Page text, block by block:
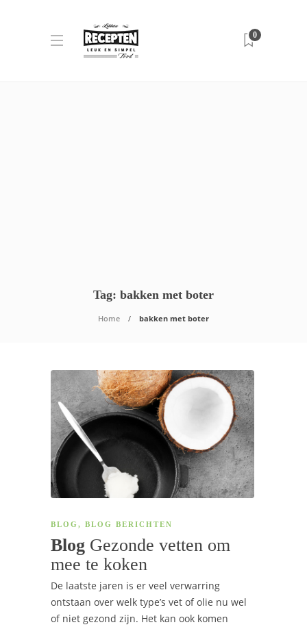
0
Tag: bakken met boter
Home bakken met boter
BLOG , BLOG BERICHTEN
Blog Gezonde vetten om
mee te koken
De laatste jaren is er veel verwarring
ontstaan over welk type’s vet of olie nu wel
of niet gezond zijn. Het kan ook komen